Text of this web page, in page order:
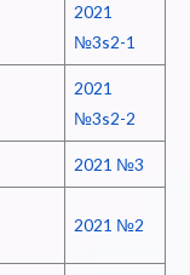
2021
№3s2-1
2021
№3s2-2
2021 №3
2021 №2